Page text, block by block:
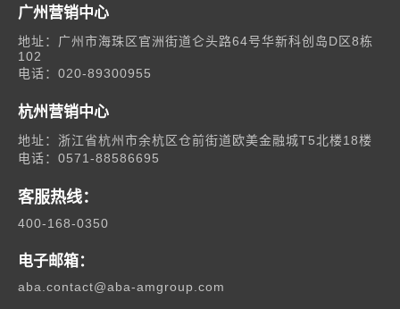
广州营销中心
地址：广州市海珠区官洲街道仑头路64号华新科创岛D区8栋
102
电话：020-89300955
杭州营销中心
地址：浙江省杭州市余杭区仓前街道欧美金融城T5北楼18楼
电话：0571-88586695
客服热线：
400-168-0350
电子邮箱：
aba.contact@aba-amgroup.com